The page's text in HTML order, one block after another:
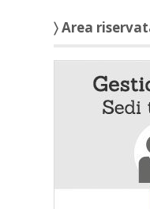
〉 Area